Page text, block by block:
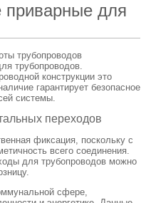
приварные для
трубопроводов
трубопроводов.
конструкции это
гарантирует безопасное
системы.
переходов
фиксация, поскольку с
всего соединения.
для трубопроводов можно
сфере,